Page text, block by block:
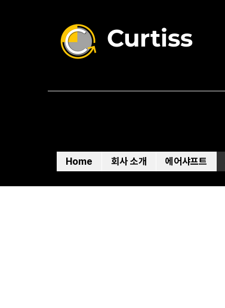
Curtiss
Home 회사 소개 에어샤프트